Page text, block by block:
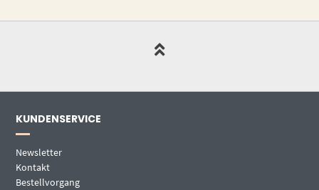
KUNDENSERVICE
Newsletter
Kontakt
Bestellvorgang